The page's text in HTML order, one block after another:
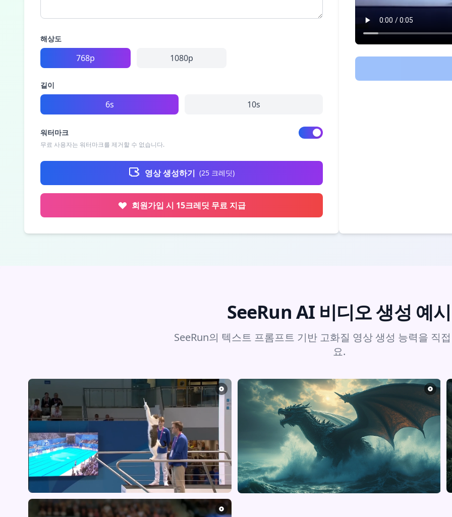
해상도
768p 1080p
길이
6s 10s
워터마크
무료 사용자는 워터마크를 제거할 수 없습니다.
영상 생성하기 (25 크레딧)
회원가입 시 15크레딧 무료 지급
SeeRun AI 비디오 생성 예시
SeeRun의 텍스트 프롬프트 기반 고화질 영상 생성 능력을 직
요.